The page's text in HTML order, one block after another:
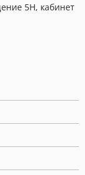
5Н, кабинет